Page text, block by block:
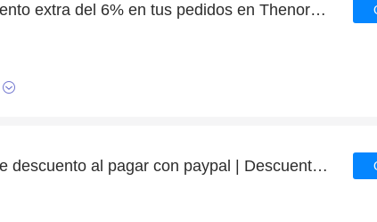
Descuento extra del 6% en tus pedidos en Thenorthface
10% de descuento al pagar con paypal | Descuento para Thenorthface